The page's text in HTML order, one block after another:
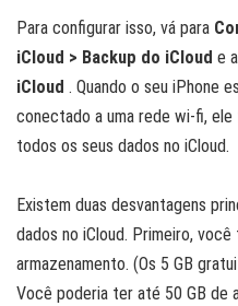
Para configurar isso, vá para
iCloud > Backup do iCloud e
iCloud . Quando o seu iPhone
conectado a uma rede wi-fi,
todos os seus dados no iCloud.
Existem duas desvantagens
dados no iCloud. Primeiro,
armazenamento. (Os 5 GB
Você poderia ter até 50 GB de